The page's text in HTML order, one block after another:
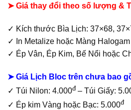
109.000₫.
là:
➤ Giá thay đổi theo số lượng &
✓ Kích thước Bìa Lịch: 37×68,
✓ In Metalize hoặc Màng
✓ Ép Vân, Ép Kim, Bế Nổi hoặc
➤ Giá Lịch Bloc trên chưa bao
✓ Túi Nilon: 4.000đ – Túi Giấy:
✓ Ép kim Vàng hoặc Bạc: 5.000đ